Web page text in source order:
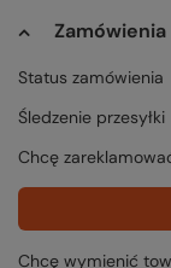
Zamówienia
Status zamówienia
Śledzenie przesyłki
Chcę
Chcę wymienić